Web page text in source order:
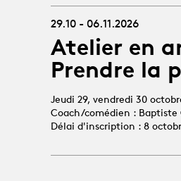
29.10 - 06.11.2026
Atelier en
Prendre la
Jeudi 29, vendredi 30
Coach/comédien : Baptiste
Délai d'inscription : 8